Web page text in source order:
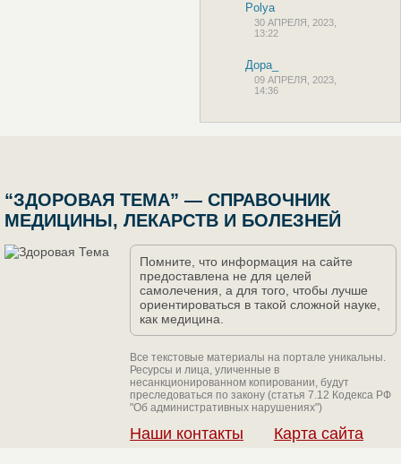
Polya
30 АПРЕЛЯ, 2023,
13:22
Дора_
09 АПРЕЛЯ, 2023,
14:36
“ЗДОРОВАЯ ТЕМА” — СПРАВОЧНИК
МЕДИЦИНЫ, ЛЕКАРСТВ И БОЛЕЗНЕЙ
Помните, что информация на сайте
предоставлена не для целей
самолечения, а для того, чтобы лучше
ориентироваться в такой сложной науке,
как медицина.
Все текстовые материалы на портале уникальны.
Ресурсы и лица, уличенные в
несанкционированном копировании, будут
преследоваться по закону (статья 7.12 Кодекса РФ
"Об административных нарушениях")
Наши контакты Карта сайта